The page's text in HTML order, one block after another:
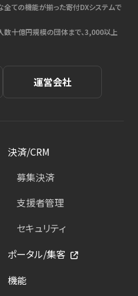
全ての機能が揃った寄付DXシステムで
十億円規模の団体まで、3,000以上
運営会社
決済/CRM
募集決済
支援者管理
セキュリティ
ポータル/集客
機能